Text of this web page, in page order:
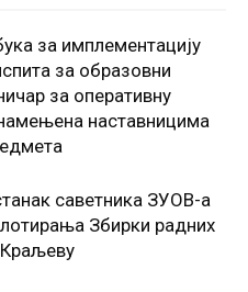
за имплементацију
за образовни
за оперативну
наставницима
саветника ЗУОВ-а
Збирки радних
Краљеву